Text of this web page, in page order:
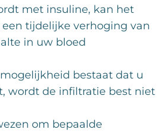
met insuline, kan het
tijdelijke verhoging van
in uw bloed
bestaat dat u
wordt de infiltratie best niet
om bepaalde